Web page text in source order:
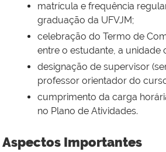
matrícula e frequência
graduação da UFVJM;
celebração do Termo de
entre o estudante, a unidade
designação de supervisor
professor orientador do
cumprimento da carga
no Plano de Atividades.
Aspectos Importantes